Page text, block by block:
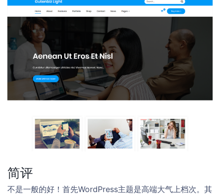
简评
不是一般的好！首先WordPress主题是高端大气上档次。其